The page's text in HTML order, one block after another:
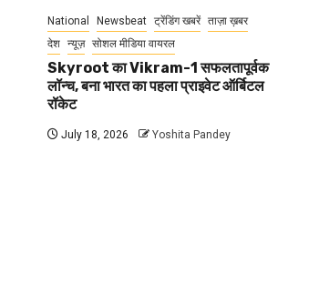
National Newsbeat ट्रेंडिंग खबरें ताज़ा ख़बर
देश न्यूज़ सोशल मीडिया वायरल
Skyroot का Vikram-1 सफलतापूर्वक
लॉन्च, बना भारत का पहला प्राइवेट ऑर्बिटल
रॉकेट
July 18, 2026 Yoshita Pandey